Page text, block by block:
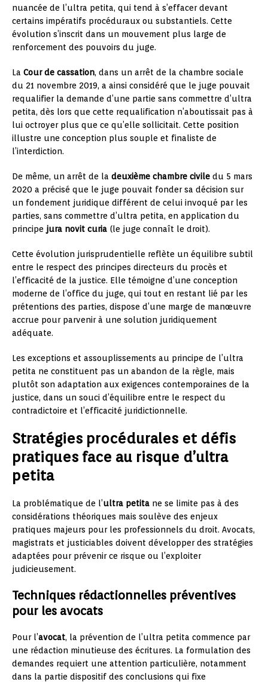
nuancée de l’ultra petita, qui tend à s’effacer devant
certains impératifs procéduraux ou substantiels. Cette
évolution s’inscrit dans un mouvement plus large de
renforcement des pouvoirs du juge.
La Cour de cassation, dans un arrêt de la chambre sociale
du 21 novembre 2019, a ainsi considéré que le juge pouvait
requalifier la demande d’une partie sans commettre d’ultra
petita, dès lors que cette requalification n’aboutissait pas à
lui octroyer plus que ce qu’elle sollicitait. Cette position
illustre une conception plus souple et finaliste de
l’interdiction.
De même, un arrêt de la deuxième chambre civile du 5 mars
2020 a précisé que le juge pouvait fonder sa décision sur
un fondement juridique différent de celui invoqué par les
parties, sans commettre d’ultra petita, en application du
principe jura novit curia (le juge connaît le droit).
Cette évolution jurisprudentielle reflète un équilibre subtil
entre le respect des principes directeurs du procès et
l’efficacité de la justice. Elle témoigne d’une conception
moderne de l’office du juge, qui tout en restant lié par les
prétentions des parties, dispose d’une marge de manœuvre
accrue pour parvenir à une solution juridiquement
adéquate.
Les exceptions et assouplissements au principe de l’ultra
petita ne constituent pas un abandon de la règle, mais
plutôt son adaptation aux exigences contemporaines de la
justice, dans un souci d’équilibre entre le respect du
contradictoire et l’efficacité juridictionnelle.
Stratégies procédurales et défis
pratiques face au risque d’ultra
petita
La problématique de l’ultra petita ne se limite pas à des
considérations théoriques mais soulève des enjeux
pratiques majeurs pour les professionnels du droit. Avocats,
magistrats et justiciables doivent développer des stratégies
adaptées pour prévenir ce risque ou l’exploiter
judicieusement.
Techniques rédactionnelles préventives
pour les avocats
Pour l’avocat, la prévention de l’ultra petita commence par
une rédaction minutieuse des écritures. La formulation des
demandes requiert une attention particulière, notamment
dans la partie dispositif des conclusions qui fixe